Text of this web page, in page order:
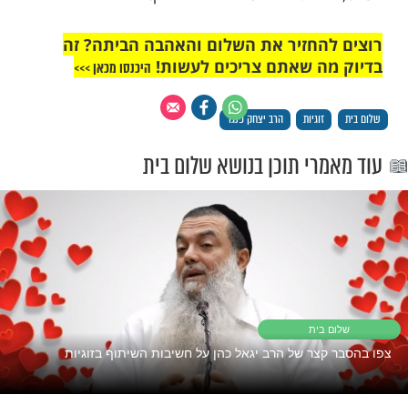
יהיה נחמד. אנחנו מוכנים לבוא אחד
אבל בשלב מסוים כל אחד רוצה את החיים
אוהב, מה שהיא אוהבת. ואז יתחילו
אני חושב שמי שרוצה להצליח בזוגיות או
צריך להיות מוכן לעבודה.
מחיי היום יום שלנו, נישואים דומים יותר לחדר
למלון. למלון אני בא להתפנק, אני בא
אני בא שיתנו לי, אני בא שיעשו לי כיף מה
כושר, אני בא לעבוד. גם יהיה לי כיף, מי
כושר יודע שיש סיפוק אדיר, הרגשה של
האנדורפינים משתחררים בגוף וזה כיף.
מסוג אחר, שדורש השקעה. וזוגיות, ונישואים
חדר כושר מאשר מלון.